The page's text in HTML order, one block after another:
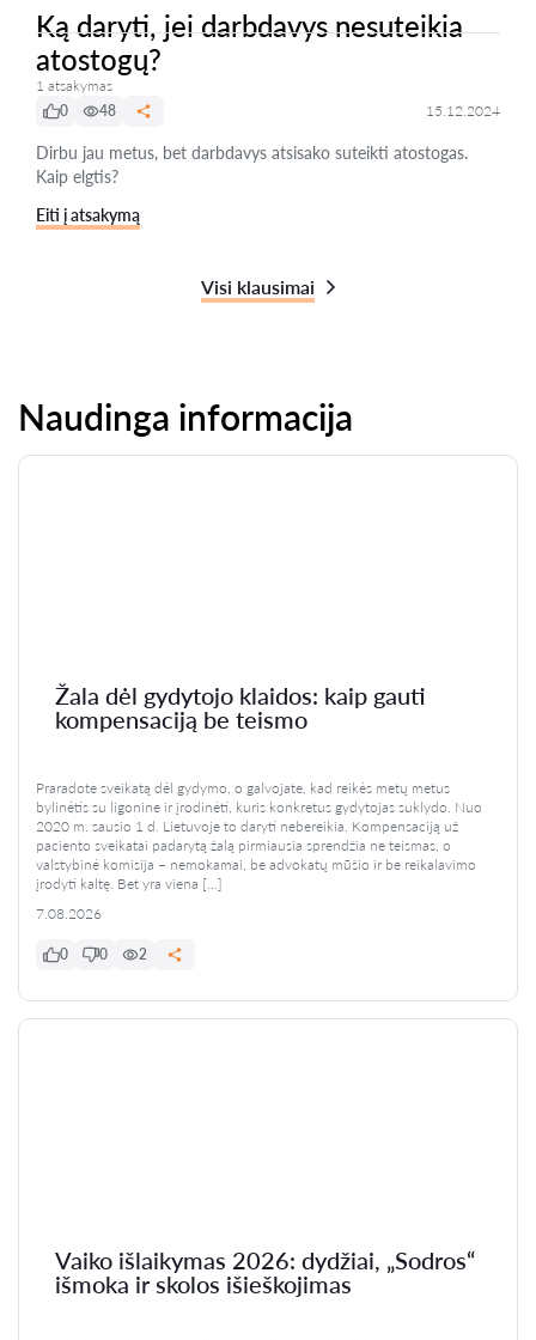
Ką daryti, jei darbdavys nesuteikia
atostogų?
1 atsakymas
0
48 15.12.2024
Dirbu jau metus, bet darbdavys atsisako suteikti atostogas.
Kaip elgtis?
Eiti į atsakymą
Visi klausimai
Naudinga informacija
Žala dėl gydytojo klaidos: kaip gauti
kompensaciją be teismo
Praradote sveikatą dėl gydymo, o galvojate, kad reikės metų metus
bylinėtis su ligonine ir įrodinėti, kuris konkretus gydytojas suklydo. Nuo
2020 m. sausio 1 d. Lietuvoje to daryti nebereikia. Kompensaciją už
paciento sveikatai padarytą žalą pirmiausia sprendžia ne teismas, o
valstybinė komisija – nemokamai, be advokatų mūšio ir be reikalavimo
įrodyti kaltę. Bet yra viena […]
7.08.2026
0 0 2
Vaiko išlaikymas 2026: dydžiai, „Sodros“
išmoka ir skolos išieškojimas